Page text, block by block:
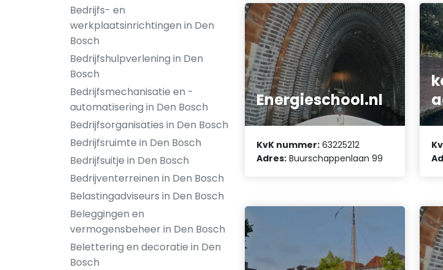
Bedrijfs- en
werkplaatsinrichtingen in Den
Bosch
Bedrijfshulpverlening in Den
Bosch
Bedrijfsmechanisatie en -
automatisering in Den Bosch
Bedrijfsorganisaties in Den Bosch
Bedrijfsruimte in Den Bosch
Bedrijfsuitje in Den Bosch
Bedrijventerreinen in Den Bosch
Belastingadviseurs in Den Bosch
Beleggingen en
vermogensbeheer in Den Bosch
Belettering en decoratie in Den
Bosch
Energieschool.nl
KvK nummer: 63225212
Adres: Buurschappenlaan 99